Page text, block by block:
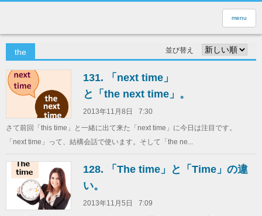
menu
the 並び替え
131. 「next time」
と「the next time」。
2013年11月8日
7:30
さて前回「this time」と一緒に出て来た「next time」に今日は注目です。
「next time」って、結構会話で使います。そして「the ne...
128. 「The time」と「Time」の違
い。
2013年11月5日
7:09